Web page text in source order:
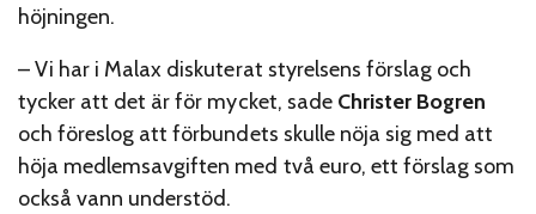
höjningen.
– Vi har i Malax diskuterat styrelsens förslag och
tycker att det är för mycket, sade Christer Bogren
och föreslog att förbundets skulle nöja sig med att
höja medlemsavgiften med två euro, ett förslag som
också vann understöd.